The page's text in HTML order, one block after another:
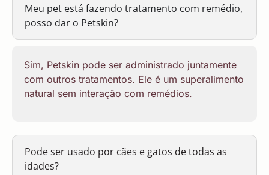
Meu pet está fazendo tratamento com remédio,
posso dar o Petskin?
Sim, Petskin pode ser administrado juntamente
com outros tratamentos. Ele é um superalimento
natural sem interação com remédios.
Pode ser usado por cães e gatos de todas as
idades?